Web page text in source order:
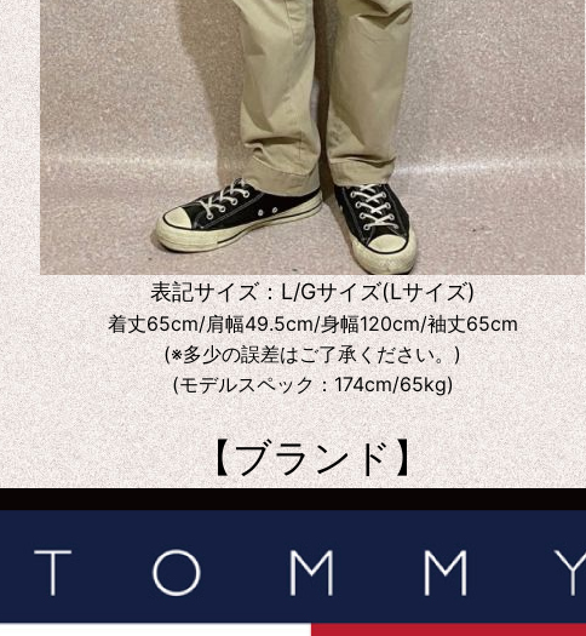
表記サイズ：L/Gサイズ(Lサイズ)
着丈65cm/肩幅49.5cm/身幅120cm/袖丈65cm
(※多少の誤差はご了承ください。)
(モデルスペック：174cm/65kg)
【ブランド】